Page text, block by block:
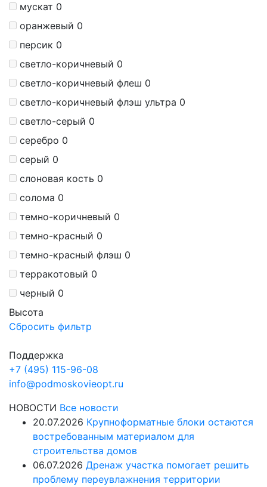
мускат 0
оранжевый 0
персик 0
светло-коричневый 0
светло-коричневый флеш 0
светло-коричневый флэш ультра 0
светло-серый 0
серебро 0
серый 0
слоновая кость 0
солома 0
темно-коричневый 0
темно-красный 0
темно-красный флэш 0
терракотовый 0
черный 0
Высота
Сбросить фильтр
Поддержка
+7 (495) 115-96-08
info@podmoskovieopt.ru
НОВОСТИ Все новости
20.07.2026 Крупноформатные блоки остаются
востребованным материалом для
строительства домов
06.07.2026 Дренаж участка помогает решить
проблему переувлажнения территории